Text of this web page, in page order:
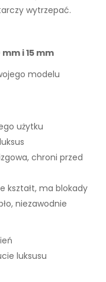
wytrzepać.
i 15 mm
modelu
użytku
chroni przed
kształt, ma blokady
niezawodnie
luksusu